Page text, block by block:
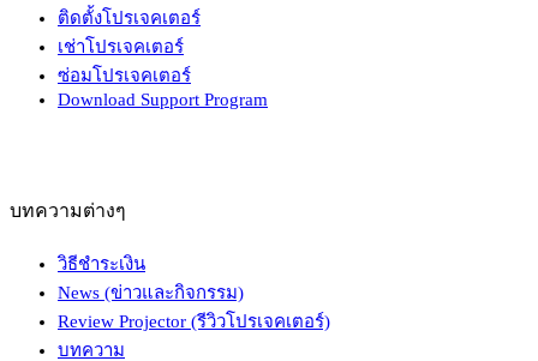
ติดตั้งโปรเจคเตอร์
เช่าโปรเจคเตอร์
ซ่อมโปรเจคเตอร์
Download Support Program
บทความต่างๆ
วิธีชำระเงิน
News (ข่าวและกิจกรรม)
Review Projector (รีวิวโปรเจคเตอร์)
บทความ